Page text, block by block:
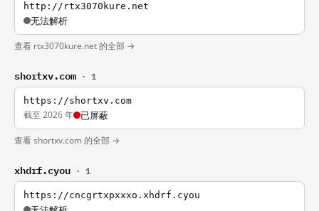
http://rtx3070kure.net
无法解析
查看 rtx3070kure.net 的全部 →
shortxv.com · 1
https://shortxv.com
截至 2026 年 已屏蔽
查看 shortxv.com 的全部 →
xhdrf.cyou · 1
https://cncgrtxpxxxo.xhdrf.cyou